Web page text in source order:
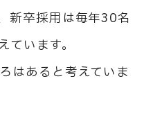
新卒採用は毎年30名
います。
はあると考えていま